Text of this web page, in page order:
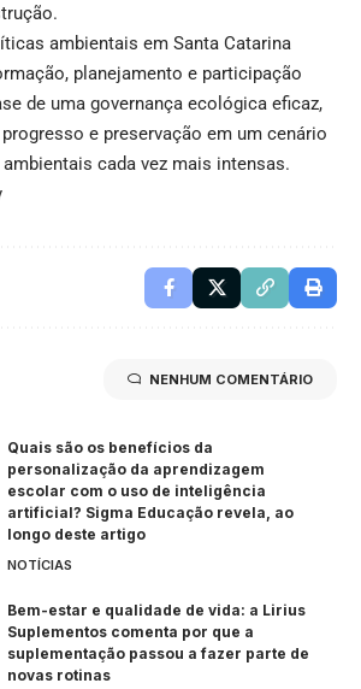
ambientais em Santa Catarina
planejamento e participação
de uma governança ecológica eficaz,
e preservação em um cenário
cada vez mais intensas.
NENHUM COMENTÁRIO
Quais são os benefícios da
personalização da aprendizagem
escolar com o uso de inteligência
artificial? Sigma Educação revela, ao
longo deste artigo
NOTÍCIAS
Bem-estar e qualidade de vida: a Lirius
Suplementos comenta por que a
suplementação passou a fazer parte de
novas rotinas